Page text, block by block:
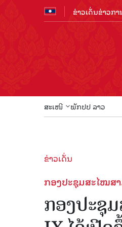
ຂ່າວເດັ່ນຂ່າວກາ
ສະເໜີ ພັກປປ ລາວ
ຂ່າວເດັ່ນ
ກອງປະຊຸມສະໄໝສ
ກອງປະຊຸ